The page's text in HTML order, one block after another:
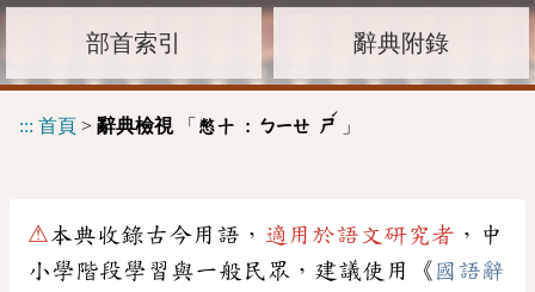
部首索引 辭典附錄
::: 首頁 > 辭典檢視「 憋十 : ㄅㄧㄝ ㄕ
ˊ
」
⚠本典收錄古今用語， 適用於語文研究者 ，中
小學階段學習與一般民眾，建議使用《 國語辭